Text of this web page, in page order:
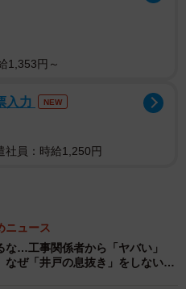
、現代語の怪異とは異なっ
小学館）によると、
。あやしいこと。②（―す
ばけもの。へんげ。
用例をみると、妖怪・怪
用され、多様な内容を包摂
1,353円～
入力 NEW
社員：時給1,250円
ニュース
な…工事関係者から「ヤバい」
ぜ「井戸の息抜き」をしないと